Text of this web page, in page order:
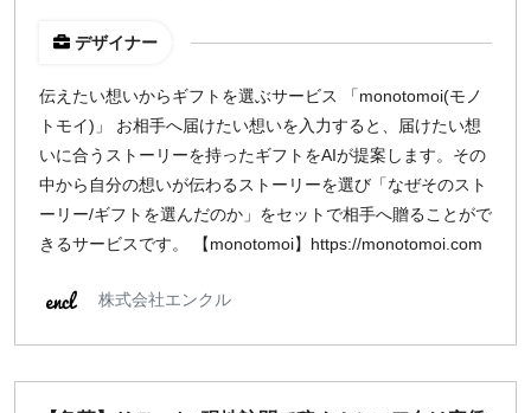
週4日
週2日
週1日
東京
名古屋
デザイナー
伝えたい想いからギフトを選ぶサービス 「monotomoi(モノ
トモイ)」 お相手へ届けたい想いを入力すると、届けたい想
いに合うストーリーを持ったギフトをAIが提案します。その
中から自分の想いが伝わるストーリーを選び「なぜそのスト
ーリー/ギフトを選んだのか」をセットで相手へ贈ることがで
きるサービスです。 【monotomoi】https://monotomoi.com
株式会社エンクル